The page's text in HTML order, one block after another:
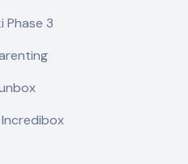
Phase 3